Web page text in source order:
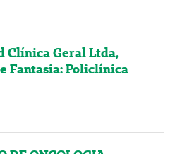
Clínica Geral Ltda,
Fantasia: Policlínica